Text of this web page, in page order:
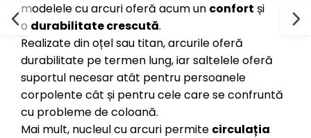
modelele cu arcuri oferă acum un confort și
o durabilitate crescută.
Realizate din oțel sau titan, arcurile oferă
durabilitate pe termen lung, iar saltelele oferă
suportul necesar atât pentru persoanele
corpolente cât și pentru cele care se confruntă
cu probleme de coloană.
Mai mult, nucleul cu arcuri permite circulația